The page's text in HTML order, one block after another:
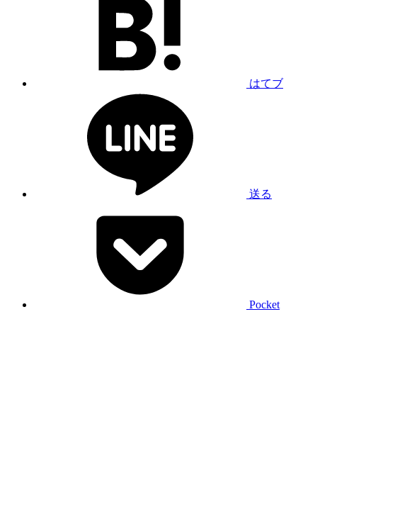
はてブ
送る
Pocket